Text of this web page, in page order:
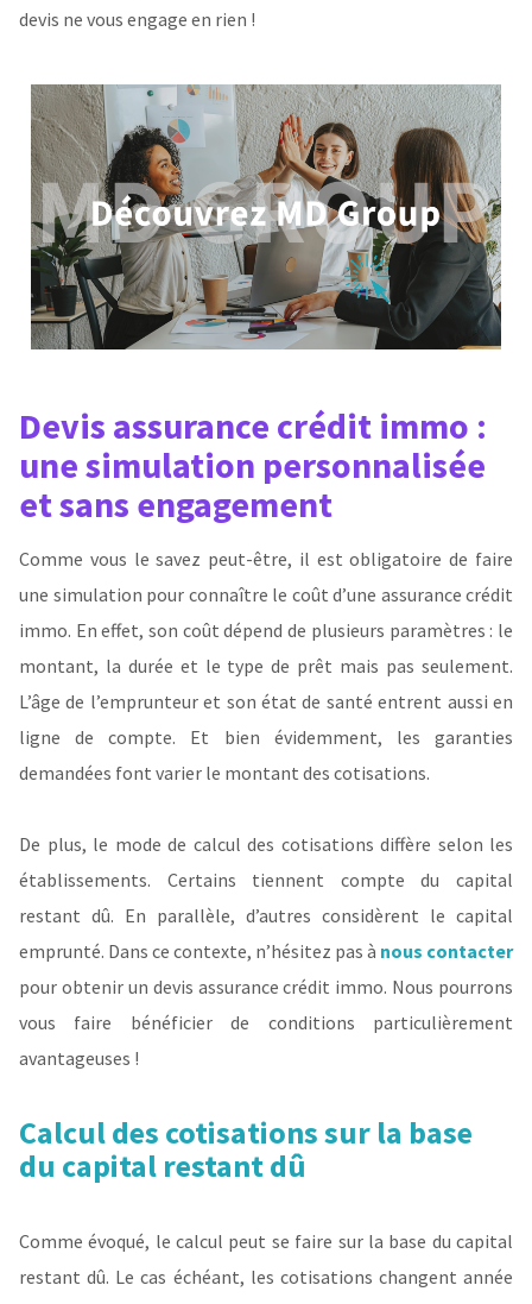
devis ne vous engage en rien !
Devis assurance crédit immo :
une simulation personnalisée
et sans engagement
Comme vous le savez peut-être, il est obligatoire de faire
une simulation pour connaître le coût d’une assurance crédit
immo. En effet, son coût dépend de plusieurs paramètres : le
montant, la durée et le type de prêt mais pas seulement.
L’âge de l’emprunteur et son état de santé entrent aussi en
ligne de compte. Et bien évidemment, les garanties
demandées font varier le montant des cotisations.
De plus, le mode de calcul des cotisations diffère selon les
établissements. Certains tiennent compte du capital
restant dû. En parallèle, d’autres considèrent le capital
emprunté. Dans ce contexte, n’hésitez pas à nous contacter
pour obtenir un devis assurance crédit immo. Nous pourrons
vous faire bénéficier de conditions particulièrement
avantageuses !
Calcul des cotisations sur la base
du capital restant dû
Comme évoqué, le calcul peut se faire sur la base du capital
restant dû. Le cas échéant, les cotisations changent année